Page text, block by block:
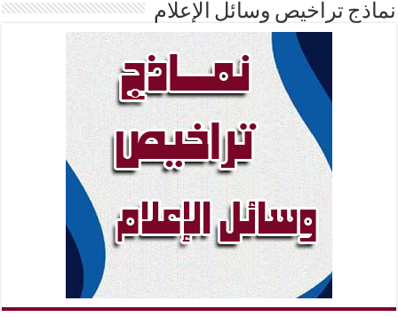
نماذج تراخيص وسائل الإعلام